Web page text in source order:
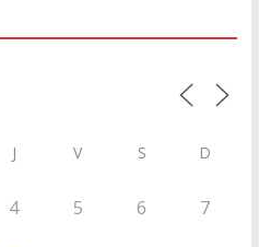
J V S D
4 5 6 7